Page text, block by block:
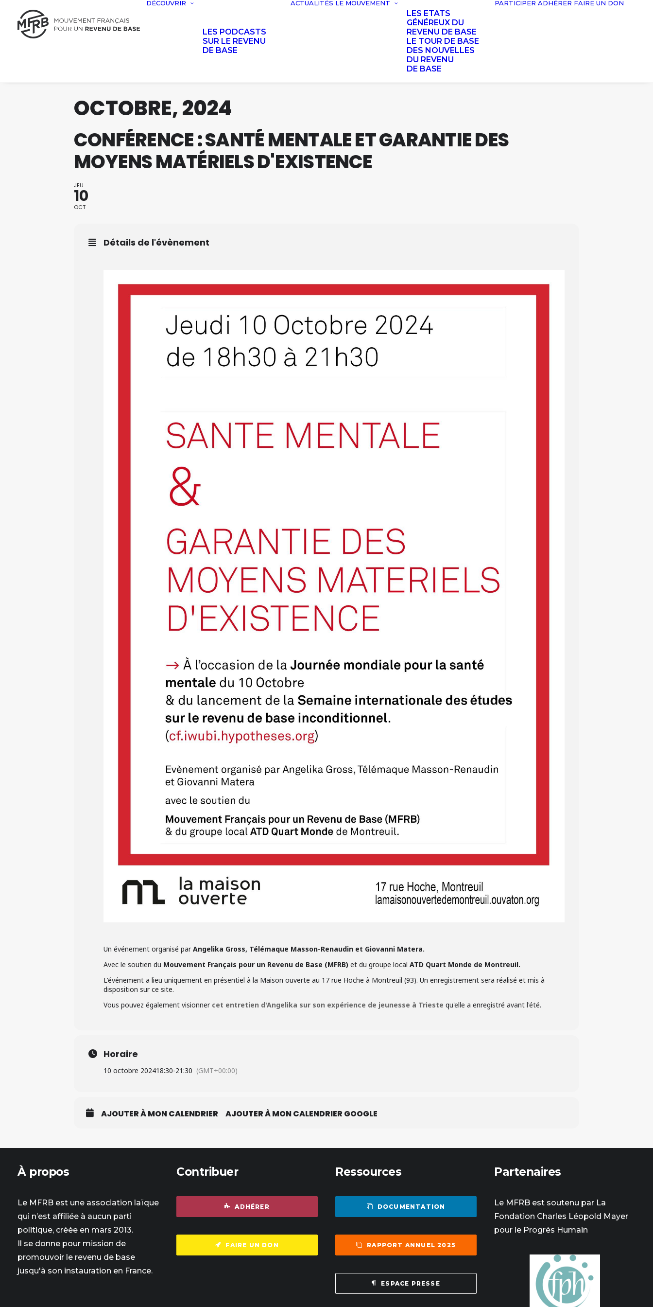
DÉCOUVRIR
LES PODCASTS
SUR LE REVENU
DE BASE
ACTUALITÉS LE MOUVEMENT
LES ETATS
GÉNÉREUX DU
REVENU DE BASE
LE TOUR DE BASE
DES NOUVELLES
DU REVENU
DE BASE
PARTICIPER ADHÉRER FAIRE UN DON
OCTOBRE, 2024
CONFÉRENCE : SANTÉ MENTALE ET GARANTIE DES
MOYENS MATÉRIELS D'EXISTENCE
JEU
10
OCT
Détails de l'évènement
Un événement organisé parAngelika Gross, Télémaque Masson-Renaudin et Giovanni Matera.
Avec le soutien du Mouvement Français pour un Revenu de Base (MFRB) et du groupe local ATD Quart Monde de Montreuil.
L'événement a lieu uniquement en présentiel à la Maison ouverte au 17 rue Hoche à Montreuil (93). Un enregistrement sera réalisé et mis à
disposition sur ce site.
Vous pouvez également visionner cet entretien d'Angelika sur son expérience de jeunesse à Trieste qu'elle a enregistré avant l'été.
Horaire
10 octobre 202418:30-21:30 (GMT+00:00)
AJOUTER À MON CALENDRIER AJOUTER À MON CALENDRIER GOOGLE
À propos
Le MFRB est une association laïque
qui n’est affiliée à aucun parti
politique, créée en mars 2013.
Il se donne pour mission de
promouvoir le revenu de base
jusqu'à son instauration en France.
Contribuer
ADHÉRER
FAIRE UN DON
Ressources
DOCUMENTATION
RAPPORT ANNUEL 2025
ESPACE PRESSE
Partenaires
Le MFRB est soutenu par La
Fondation Charles Léopold Mayer
pour le Progrès Humain